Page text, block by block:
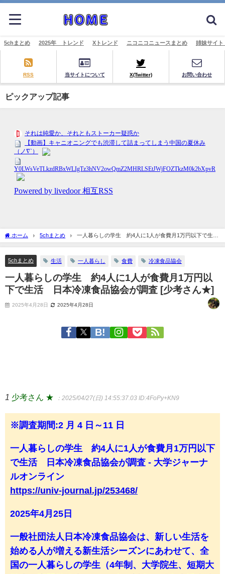
5chまとめ 2025年 トレンド Xトレンド ニコニコニュースまとめ 姉妹サイ
RSS 当サイトについて X(Twitter) お問い合わせ
ピックアップ記事
ホーム 5chまとめ
一人暮らしの学生 約4人に1人が食費月1万円以下で生
活 日本冷凍食品協会が調査 [少考さん★]
5chまとめ 生活 一人暮らし 食費 冷凍食品協会
一人暮らしの学生 約4人に1人が食費月1万円以
下で生活 日本冷凍食品協会が調査 [少考さん★]
2025年4月28日 2025年4月28日
1 少考さん ★ ：2025/04/27(日) 14:55:37.03 ID:4FoPy+KN9
※調査期間:2 ⽉ 4 ⽇～11 ⽇
一人暮らしの学生 約4人に1人が食費月1万円以下
で生活 日本冷凍食品協会が調査 - 大学ジャーナ
ルオンライン
https://univ-journal.jp/253468/
2025年4月25日
一般社団法人日本冷凍食品協会は、新しい生活を
始める人が増える新生活シーズンにあわせて、全
国の一人暮らしの学生（4年制、大学院生、短期大